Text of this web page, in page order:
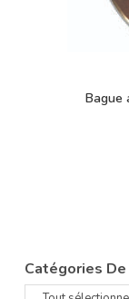
Bague
Catégories